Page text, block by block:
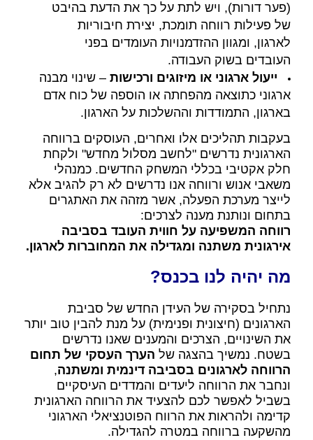
(פער דורות), ויש לתת על כך את הדעת בהיבט
של פעילות רווחה תומכת, יצירת חיבוריות
לארגון, ומגוון ההזדמנויות העומדים בפני
העובדים בשוק העבודה.
ייעול ארגוני או מיזוגים ורכישות – שינוי מבנה
ארגוני כתוצאה מהפחתה או הוספה של כוח אדם
בארגון, התמודדות וההשלכות על הארגון.
בעקבות תהליכים אלו ואחרים, העוסקים ברווחה
הארגונית נדרשים "לחשב מסלול מחדש" ולקחת
חלק אקטיבי בכללי המשחק החדשים. כמנהלי
משאבי אנוש ורווחה אנו נדרשים לא רק להגיב אלא
לייצר מערכת הפעלה, אשר מזהה את האתגרים
בתחום ונותנת מענה לצרכים:
רווחה המשפיעה על חווית העובד בסביבה
אירגונית משתנה ומגדילה את המחוברות לארגון.
מה יהיה לנו בכנס?
נתחיל בסקירה של העידן החדש של סביבת
הארגונים (חיצונית ופנימית) על מנת להבין טוב יותר
את השינויים, הצרכים והמענים שאנו נדרשים
בשטח. נמשיך בהצגה של הערך העסקי של תחום
הרווחה לארגונים בסביבה דינמית ומשתנה,
ונחבר את הרווחה ליעדים והמדדים העיסקיים
בשביל לאפשר לכם להצעיד את הרווחה הארגונית
קדימה ולהראות את הרווח הפוטנציאלי הארגוני
מהשקעה ברווחה במטרה להגדילה.